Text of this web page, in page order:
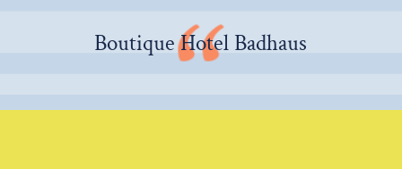
Boutique Hotel Badhaus